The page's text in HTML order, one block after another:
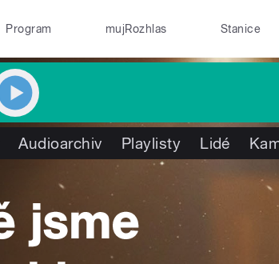
Program mujRozhlas Stanice
Audioarchiv Playlisty Lidé